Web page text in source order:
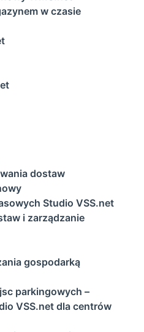
w czasie
dostaw
Studio VSS.net
i zarządzanie
gospodarką
parkingowych –
VSS.net dla centrów